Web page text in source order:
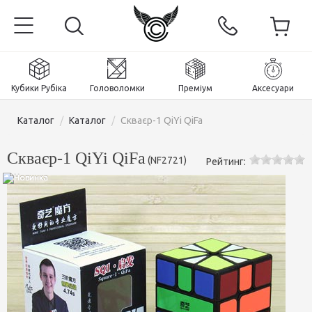
Кубики Рубіка Головоломки Преміум Аксесуари
Каталог / Каталог / Скваєр-1 QiYi QiFa
Скваєр-1 QiYi QiFa (NF2721) Рейтинг:
Головна
Магнітні та преміум
Кубики Рубіка
Кубики 2x2x2
Кубики Рубіка 3х3х3
Головоломки
Пірамінкси (тетраедри)
Аксесуари